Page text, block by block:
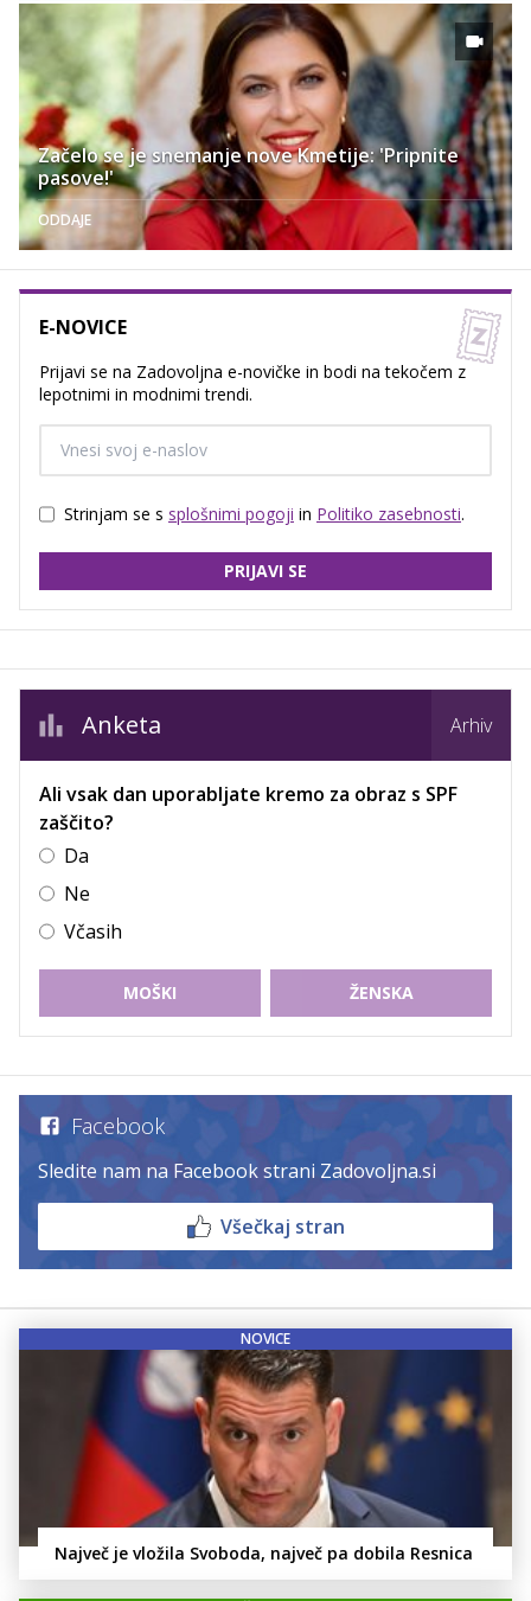
Začelo se je snemanje nove Kmetije: 'Pripnite
pasove!'
ODDAJE
E-NOVICE
Prijavi se na Zadovoljna e-novičke in bodi na tekočem z
lepotnimi in modnimi trendi.
Strinjam se s splošnimi pogoji in Politiko zasebnosti.
PRIJAVI SE
Anketa Arhiv
Ali vsak dan uporabljate kremo za obraz s SPF
zaščito?
Da
Ne
Včasih
MOŠKI ŽENSKA
Facebook
Sledite nam na Facebook strani Zadovoljna.si
Všečkaj stran
NOVICE
Največ je vložila Svoboda, največ pa dobila Resnica